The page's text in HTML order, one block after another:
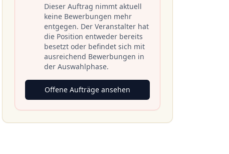
Dieser Auftrag nimmt aktuell
keine Bewerbungen mehr
entgegen. Der Veranstalter hat
die Position entweder bereits
besetzt oder befindet sich mit
ausreichend Bewerbungen in
der Auswahlphase.
Offene Aufträge ansehen